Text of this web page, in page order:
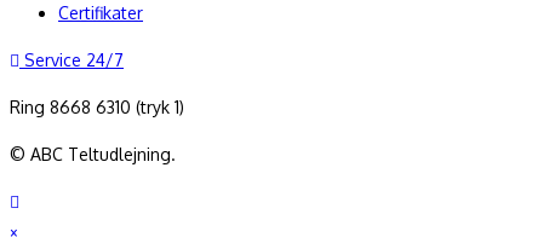
Certifikater
Service 24/7
Ring 8668 6310 (tryk 1)
© ABC Teltudlejning.
×